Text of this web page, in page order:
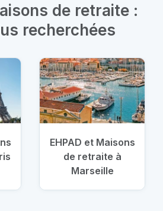
de retraite :
recherchées
EHPAD et Maisons
de retraite à
Marseille